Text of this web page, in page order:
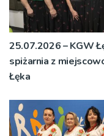
25.07.2026 – KGW
spiżarnia z
Łęka